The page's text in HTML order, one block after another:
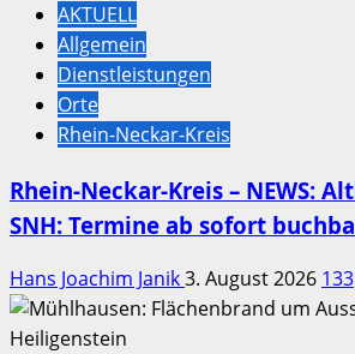
AKTUELL
Allgemein
Dienstleistungen
Orte
Rhein-Neckar-Kreis
Rhein-Neckar-Kreis – NEWS:
SNH: Termine ab sofort
Hans Joachim Janik3. August 2026 133